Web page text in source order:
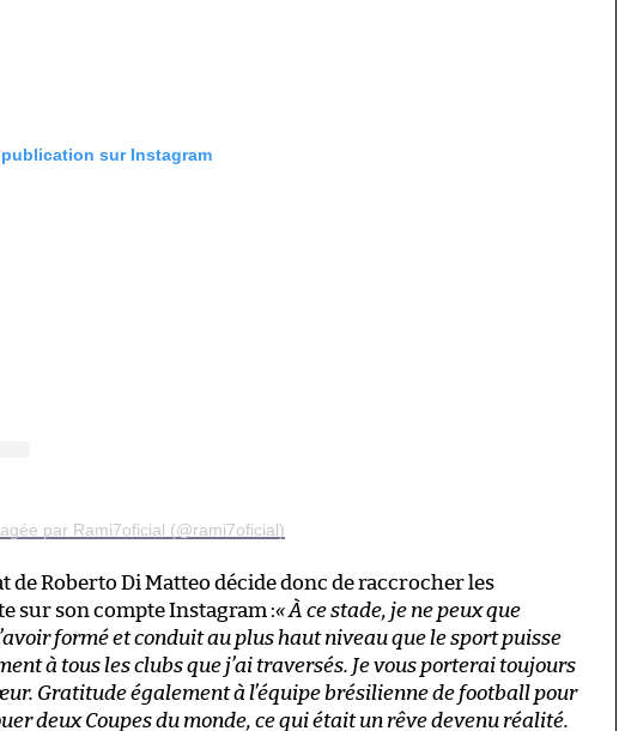
sur Instagram
par Rami7oficial (@rami7oficial)
de Roberto Di Matteo décide donc de raccrocher les
sur son compte Instagram :« À ce stade, je ne peux que
formé et conduit au plus haut niveau que le sport puisse
à tous les clubs que j’ai traversés. Je vous porterai toujours
Gratitude également à l’équipe brésilienne de football pour
deux Coupes du monde, ce qui était un rêve devenu réalité.